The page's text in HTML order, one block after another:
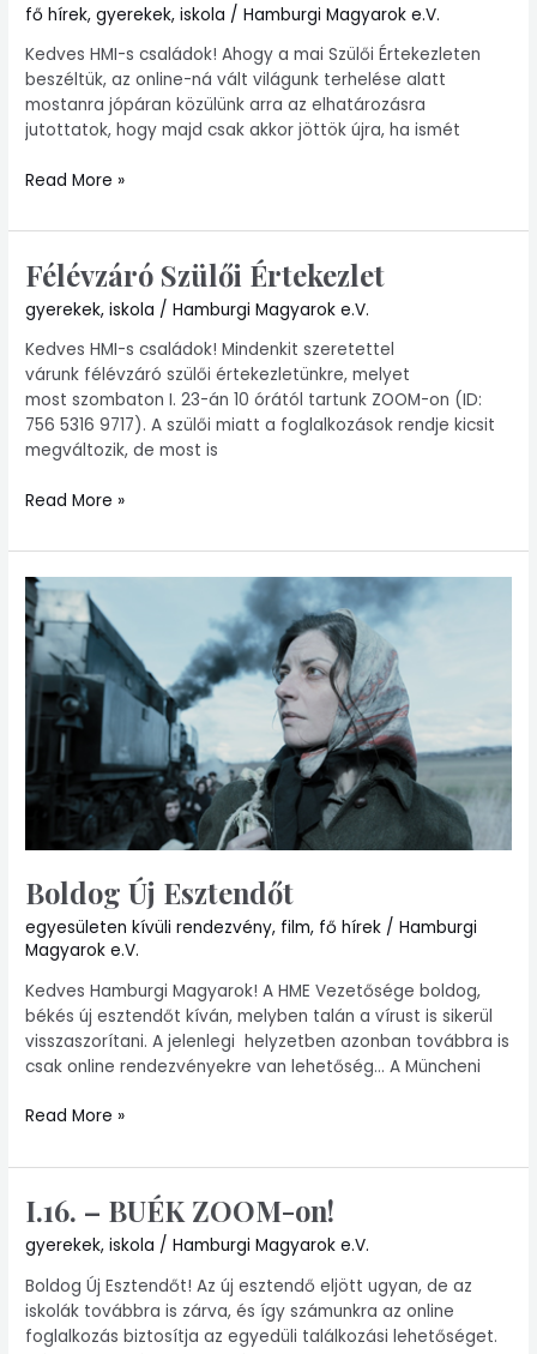
fő hírek,gyerekek,iskola /Hamburgi Magyarok e.V.
Kedves HMI-s családok! Ahogy a mai Szülői Értekezleten
beszéltük, az online-ná vált világunk terhelése alatt
mostanra jópáran közülünk arra az elhatározásra
jutottatok, hogy majd csak akkor jöttök újra, ha ismét
Read More »
Félévzáró Szülői Értekezlet
gyerekek,iskola /Hamburgi Magyarok e.V.
Kedves HMI-s családok! Mindenkit szeretettel
várunk félévzáró szülői értekezletünkre, melyet
most szombaton I. 23-án 10 órától tartunk ZOOM-on (ID:
756 5316 9717). A szülői miatt a foglalkozások rendje kicsit
megváltozik, de most is
Félévzáró
Szülői
Értekezlet
Read More »
Boldog Új Esztendőt
egyesületen kívüli rendezvény, film, fő hírek /Hamburgi
Magyarok e.V.
Kedves Hamburgi Magyarok! A HME Vezetősége boldog,
békés új esztendőt kíván, melyben talán a vírust is sikerül
visszaszorítani. A jelenlegi helyzetben azonban továbbra is
csak online rendezvényekre van lehetőség… A Müncheni
Boldog
Új
Esztendőt
Read More »
I.16. – BUÉK ZOOM-on!
gyerekek,iskola /Hamburgi Magyarok e.V.
Boldog Új Esztendőt! Az új esztendő eljött ugyan, de az
iskolák továbbra is zárva, és így számunkra az online
foglalkozás biztosítja az egyedüli találkozási lehetőséget.
I.16.
–
BUÉK
ZOOM-
on!